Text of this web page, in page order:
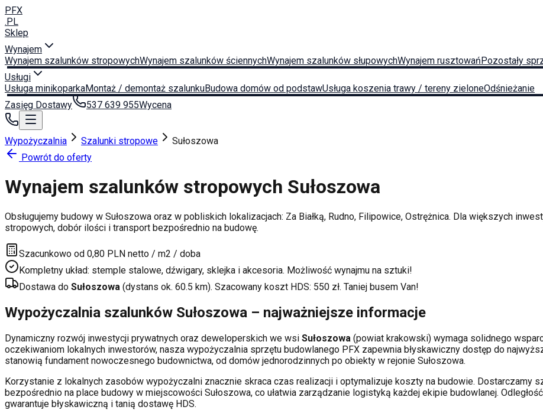
PFX
.PL
Sklep
Wynajem
Wynajem szalunków stropowychWynajem szalunków ściennychWynajem szalunków słupowychWynajem rusztowańPozostały
Usługi
Usługa minikoparkaMontaż / demontaż szalunkuBudowa domów od podstawUsługa koszenia trawy / tereny zieloneOdśnieżanie
Zasięg Dostawy
537 639 955Wycena
Wypożyczalnia Szalunki stropowe
Sułoszowa
Powrót do oferty
Wynajem szalunków stropowych Sułoszowa
Obsługujemy budowy w Sułoszowa oraz w pobliskich lokalizacjach: Za Białką, Rudno, Filipowice, Ostrężnica. Dla większych
stropowych, dobór ilości i transport bezpośrednio na budowę.
Szacunkowo od 0,80 PLN netto / m2 / doba
Kompletny układ: stemple stalowe, dźwigary, sklejka i akcesoria. Możliwość wynajmu na sztuki!
Dostawa do Sułoszowa (dystans ok. 60.5 km). Szacowany koszt HDS: 550 zł. Taniej busem Van!
Wypożyczalnia szalunków Sułoszowa – najważniejsze informacje
Dynamiczny rozwój inwestycji prywatnych oraz deweloperskich we wsi Sułoszowa (powiat krakowski) wymaga solidnego
oczekiwaniom lokalnych inwestorów, nasza wypożyczalnia sprzętu budowlanego PFX zapewnia błyskawiczny dostęp do
stanowią fundament nowoczesnego budownictwa, od domów jednorodzinnych po obiekty w rejonie Sułoszowa.
Korzystanie z lokalnych zasobów wypożyczalni znacznie skraca czas realizacji i optymalizuje koszty na budowie. Dostarczamy
bezpośrednio na place budowy w miejscowości Sułoszowa, co ułatwia zarządzanie logistyką każdej ekipie budowlanej.
gwarantuje błyskawiczną i tanią dostawę HDS.